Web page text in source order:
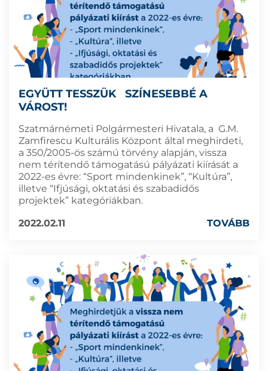
EGYÜTT TESSZÜK SZÍNESEBBÉ A
VÁROST!
Szatmárnémeti Polgármesteri Hivatala, a G.M.
Zamfirescu Kulturális Központ által meghirdeti,
a 350/2005-ös számú törvény alapján, vissza
nem térítendő támogatású pályázati kiírását a
2022-es évre: “Sport mindenkinek”, “Kultúra”,
illetve “Ifjúsági, oktatási és szabadidős
projektek” kategóriákban.
2022.02.11
TOVÁBB